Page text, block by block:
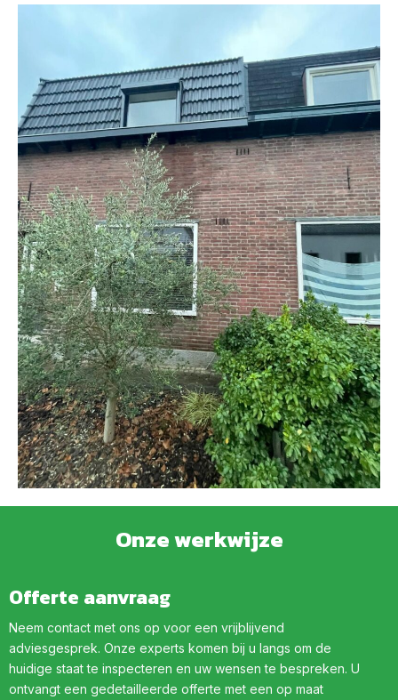
Onze werkwijze
Offerte aanvraag
Neem contact met ons op voor een vrijblijvend
adviesgesprek. Onze experts komen bij u langs om de
huidige staat te inspecteren en uw wensen te bespreken. U
ontvangt een gedetailleerde offerte met een op maat